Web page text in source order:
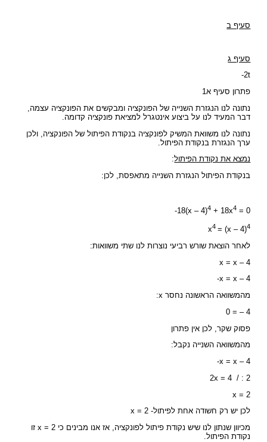
סעיף ב
סעיף ג
-2t
פתרון סעיף א1
נתונה לנו הנגזרת השנייה של הפונקציה ומבקשים את הפונקציה עצמה,
דבר המעיד לנו על ביצוע אינטגרל למציאת פונקציה קדומה.
נתונה לנו משוואת המשיק לפונקציה בנקודת הפיתול של הפונקציה, ולכן
ערך הנגזרת בנקודת הפיתול.
נמצא את נקודת הפיתול:
בנקודת הפיתול הנגזרת השנייה מתאפסת, לכן:
-18(x – 4)4 + 18x4 = 0
x4 = (x – 4)4
לאחר הוצאת שורש רביעי נוצרות לנו שתי משוואות:
x = x – 4
-x = x – 4
מהמשוואה הראשונה נחסר x:
0 = – 4
פסוק שקר, לכן אין פתרון
מהמשוואה השנייה נקבל:
-x = x – 4
2x = 4 / : 2
x = 2
לכן יש רק חשודה אחת לפיתול- x = 2
מכיוון שנתון לנו שיש נקודת פיתול לפונקציה, אז אנו מבינים כי x = 2 זו
נקודת הפיתול.